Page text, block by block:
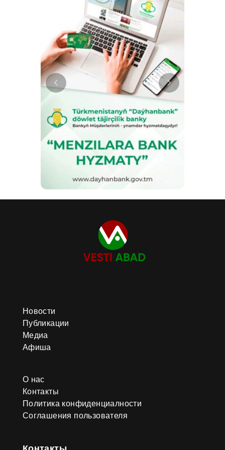
богатство ювелирного и
декоративного искусства туркмен.
Особое место занимали обереги
для лошадей: амулеты, перья
совы, бирюзовые бусины и другие
символические предметы,
которые должны были защищать
животное. Традиция украшения
коней сохранилась до наших
дней и является частью
культурного наследия народа. В
Государственном музее
Туркменистана хранится
крупнейшая коллекция конской
амуниции, включая образцы,
связанные с эпохой Парфии. На
основе археологических находок
специалисты проводят
реконструкцию снаряжения
показывая связь древних
туркменского коневодства. В 2023
ахалтекинского коневодства и
традиции украшения коней в
Репрезентативный список
нематериального культурного
наследия человечества. Это
Новости
Публикации
Медиа
Афиша
О нас
Контакты
Политика конфиденциалности
Соглашения пользователя